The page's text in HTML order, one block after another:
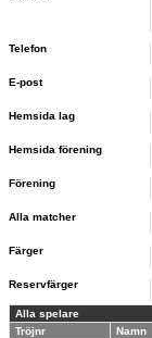
Telefon
E-post
Hemsida lag
Hemsida förening
Förening
Alla matcher
Färger
Reservfärger
Alla spelare
Tröjnr
Namn